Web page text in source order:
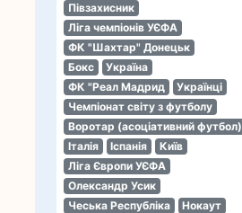
Півзахисник
Ліга чемпіонів УЄФА
ФК "Шахтар" Донецьк
Бокс
Україна
ФК "Реал Мадрид
Українці
Чемпіонат світу з футболу
Воротар (асоціативний футбол)
Італія
Іспанія
Київ
Ліга Європи УЄФА
Олександр Усик
Чеська Республіка
Нокаут